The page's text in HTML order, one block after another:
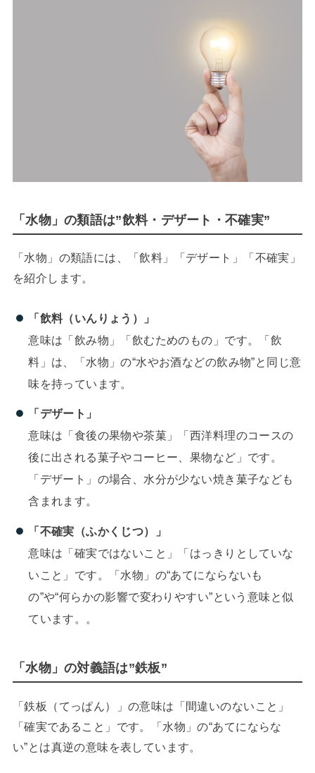
「水物」の類語は”飲料・デザート・不確実”
「水物」の類語には、「飲料」「デザート」「不確実」
を紹介します。
「飲料（いんりょう）」
意味は「飲み物」「飲むためのもの」です。「飲
料」は、「水物」の“水やお酒などの飲み物”と同じ意
味を持っています。
「デザート」
意味は「食後の果物や茶菓」「西洋料理のコースの
後に出される菓子やコーヒー、果物など」です。
「デザート」の場合、水分が少ない焼き菓子なども
含まれます。
「不確実（ふかくじつ）」
意味は「確実ではないこと」「はっきりとしていな
いこと」です。「水物」の“あてにならないも
の”や“何らかの影響で変わりやすい”という意味と似
ています。。
「水物」の対義語は”鉄板”
「鉄板（てっぱん）」の意味は「間違いのないこと」
「確実であること」です。「水物」の“あてにならな
い”とは真逆の意味を表しています。